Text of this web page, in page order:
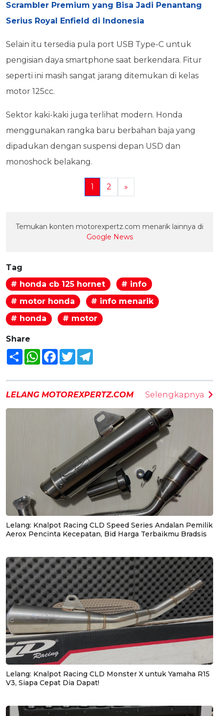
Scrambler Premium yang Bisa Jadi Penantang
Serius Royal Enfield di Indonesia
Selain itu tersedia pula port USB Type-C untuk
pengisian daya smartphone saat berkendara. Fitur
seperti ini masih sangat jarang ditemukan di kelas
motor 125cc.
Sektor kaki-kaki juga terlihat modern. Honda
menggunakan rangka baru berbahan baja yang
dipadukan dengan suspensi depan USD dan
monoshock belakang.
1 2 »
Temukan konten motorexpertz.com menarik lainnya di
Google News
Tag
# honda cb 125 hornet
# info
# motor honda
# info menarik
# honda
# motor
Share
Share WhatsAppFacebook
Twitter
LELANG MOTOREXPERTZ.COM Selengkapnya
Lelang: Knalpot Racing CLD Speed Series Andalan Pemilik
Aerox Pencinta Kecepatan, Bid Harga Terbaikmu Bradsis
Lelang: Knalpot Racing CLD Monster X untuk Yamaha R15
V3, Siapa Cepat Dia Dapat!